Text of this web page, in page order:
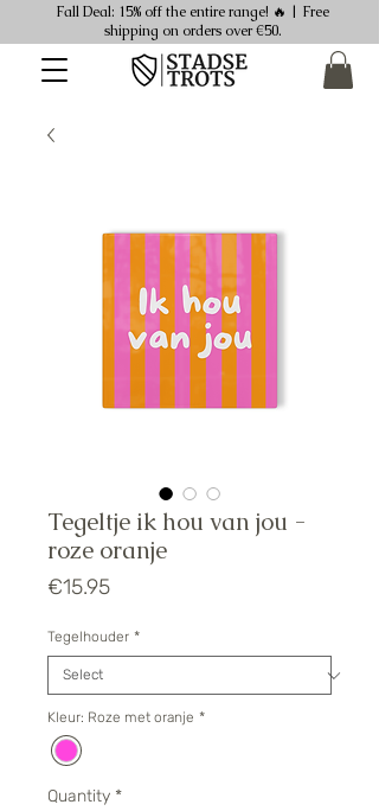
Fall Deal: 15% off the entire range! 🔥 | Free
shipping on orders over €50.
Tegeltje ik hou van jou -
roze oranje
€15.95Price
Tegelhouder *
Kleur: Roze met oranje *
Quantity *